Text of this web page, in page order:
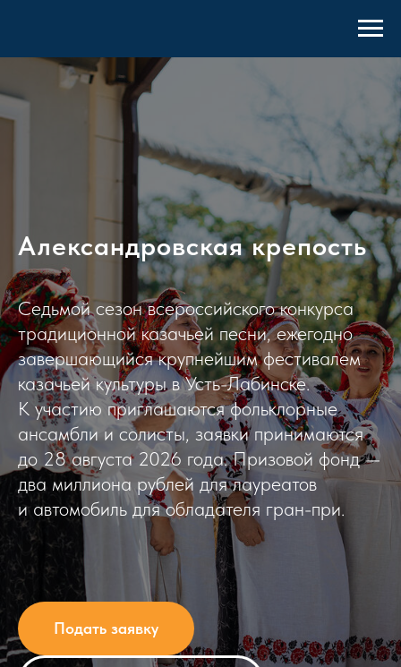
Александровская крепость
Седьмой сезон всероссийского конкурса
традиционной казачьей песни, ежегодно
завершающийся крупнейшим фестивалем
казачьей культуры в Усть-Лабинске.
К участию приглашаются фольклорные
ансамбли и солисты, заявки принимаются
до 28 августа 2026 года. Призовой фонд —
два миллиона рублей для лауреатов
и автомобиль для обладателя гран-при.
Подать заявку